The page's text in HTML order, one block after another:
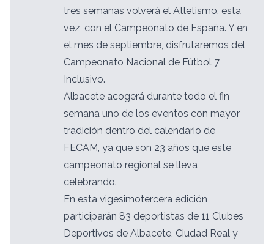
tres semanas volverá el Atletismo, esta
vez, con el Campeonato de España. Y en
el mes de septiembre, disfrutaremos del
Campeonato Nacional de Fútbol 7
Inclusivo.
Albacete acogerá durante todo el fin
semana uno de los eventos con mayor
tradición dentro del calendario de
FECAM, ya que son 23 años que este
campeonato regional se lleva
celebrando.
En esta vigesimotercera edición
participarán 83 deportistas de 11 Clubes
Deportivos de Albacete, Ciudad Real y